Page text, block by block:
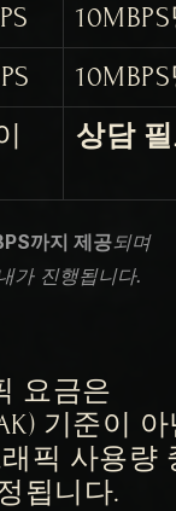
상담
까지 제공되며
가 진행됩니다.
요금은
기준이 아
픽 사용량
됩니다.